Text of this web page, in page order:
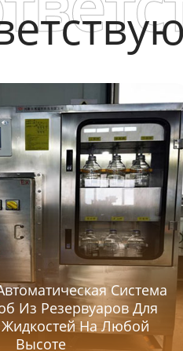
Система
Из Резервуаров Для
На Любой
Высоте